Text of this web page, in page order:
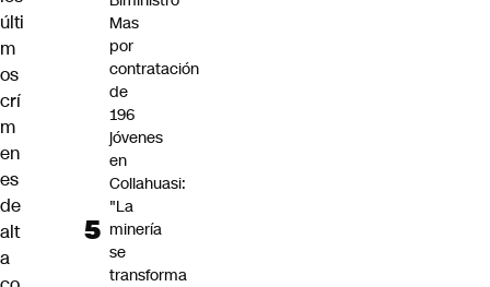
últi
m
os
crí
m
en
es
de
alt
a
Mas
por
contratación
de
196
jóvenes
en
Collahuasi:
"La
minería
se
transforma